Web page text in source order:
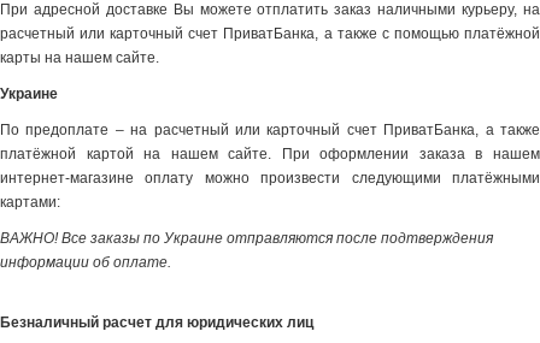
При адресной доставке Вы можете отплатить заказ наличными курьеру, на
расчетный или карточный счет ПриватБанка, а также с помощью платёжной
карты на нашем сайте.
Украине
По предоплате – на расчетный или карточный счет ПриватБанка, а также
платёжной картой на нашем сайте. При оформлении заказа в нашем
интернет-магазине оплату можно произвести следующими платёжными
картами:
ВАЖНО! Все заказы по Украине отправляются после подтверждения
информации об оплате.
Безналичный расчет для юридических лиц